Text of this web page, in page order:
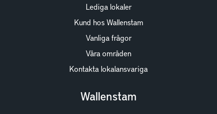
Lediga lokaler
Kund hos Wallenstam
Vanliga frågor
Våra områden
Kontakta lokalansvariga
Wallenstam